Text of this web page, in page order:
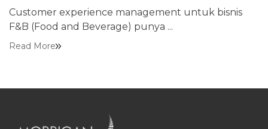
Customer experience management untuk bisnis
F&B (Food and Beverage) punya ...
Read More